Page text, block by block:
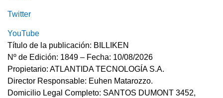
Twitter
YouTube
Título de la publicación: BILLIKEN
Nº de Edición: 1849 – Fecha: 10/08/2026
Propietario: ATLANTIDA TECNOLOGÍA S.A.
Director Responsable: Euhen Matarozzo.
Domicilio Legal Completo: SANTOS DUMONT 3452,